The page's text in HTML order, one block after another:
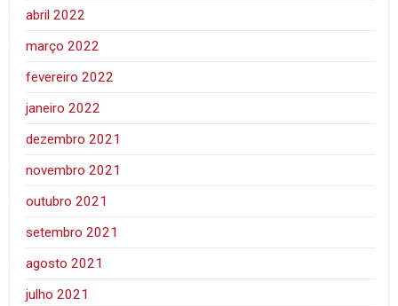
abril 2022
março 2022
fevereiro 2022
janeiro 2022
dezembro 2021
novembro 2021
outubro 2021
setembro 2021
agosto 2021
julho 2021